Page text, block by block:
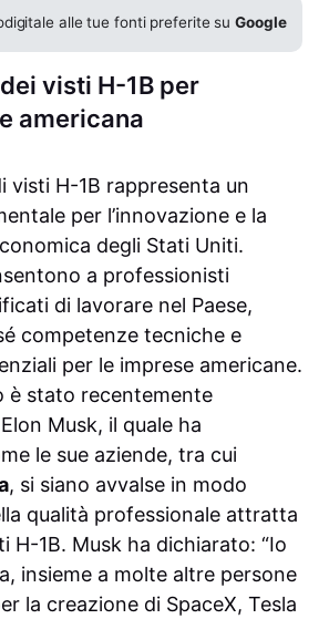
alle tue fonti preferite suGoogle
visti H-1B per
americana
visti H-1B rappresenta un
per l’innovazione e la
degli Stati Uniti.
a professionisti
di lavorare nel Paese,
competenze tecniche e
per le imprese americane.
è stato recentemente
Musk, il quale ha
le sue aziende, tra cui
, si siano avvalse in modo
qualità professionale attratta
H-1B. Musk ha dichiarato: “Io
insieme a molte altre persone
la creazione di SpaceX, Tesla